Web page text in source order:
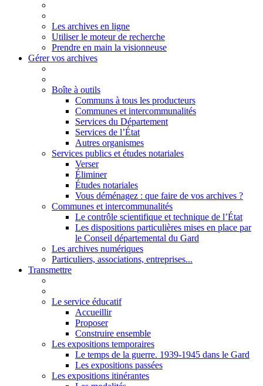
Les archives en ligne
Utiliser le moteur de recherche
Prendre en main la visionneuse
Gérer vos archives
Boîte à outils
Communs à tous les producteurs
Communes et intercommunalités
Services du Département
Services de l’État
Autres organismes
Services publics et études notariales
Verser
Éliminer
Études notariales
Vous déménagez : que faire de vos archives ?
Communes et intercommunalités
Le contrôle scientifique et technique de l’État
Les dispositions particulières mises en place par
le Conseil départemental du Gard
Les archives numériques
Particuliers, associations, entreprises...
Transmettre
Le service éducatif
Accueillir
Proposer
Construire ensemble
Les expositions temporaires
Le temps de la guerre. 1939-1945 dans le Gard
Les expositions passées
Les expositions itinérantes